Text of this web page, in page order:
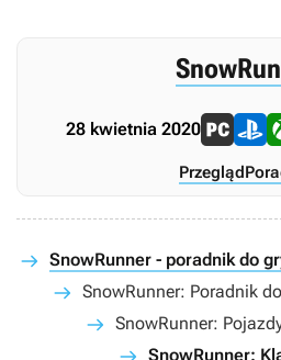
28 kwietnia 2020
Przegląd
SnowRunner - poradnik do
SnowRunner: Poradnik
SnowRunner:
SnowRunner: